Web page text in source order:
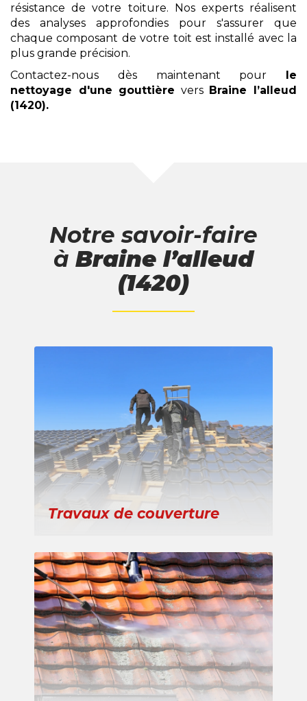
résistance de votre toiture. Nos experts réalisent
des analyses approfondies pour s'assurer que
chaque composant de votre toit est installé avec la
plus grande précision.
Contactez-nous dès maintenant pour le
nettoyage
d'une gouttière vers Braine l’alleud
(1420).
Notre savoir-faire
à Braine l’alleud
(1420)
Travaux de couverture